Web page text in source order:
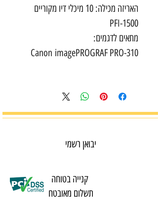
האריזה מכילה: 10 מיכלי דיו מקוריים
PFI-1500
מתאים לדגמים:
Canon imagePROGRAF PRO-310
יבואן רשמי
קנייה בטוחה
תשלום מאובטח